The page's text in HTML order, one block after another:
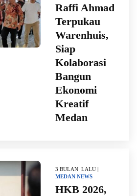
Raffi Ahmad
Terpukau
Warenhuis,
Siap
Kolaborasi
Bangun
Ekonomi
Kreatif
Medan
3 BULAN LALU |
MEDAN NEWS
HKB 2026,